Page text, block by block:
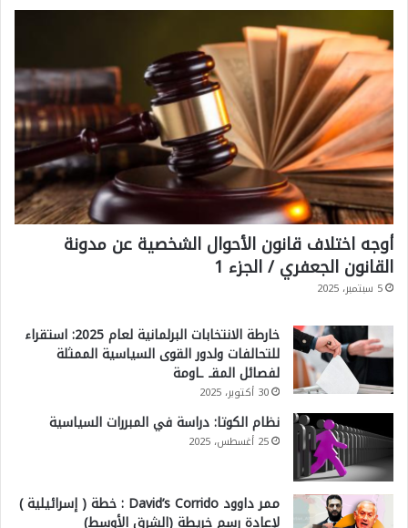
أوجه اختلاف قانون الأحوال الشخصية عن مدونة
القانون الجعفري / الجزء 1
5 سبتمبر، 2025
خارطة الانتخابات البرلمانية لعام 2025: استقراء
للتحالفات ولدور القوى السياسية الممثلة
لفصائل المقـ ـاومة
30 أكتوبر، 2025
نظام الكوتا: دراسة في المبررات السياسية
25 أغسطس، 2025
ممر داوود David’s Corrido : خطة ( إسرائيلية )
لإعادة رسم خريطة (الشرق الأوسط)